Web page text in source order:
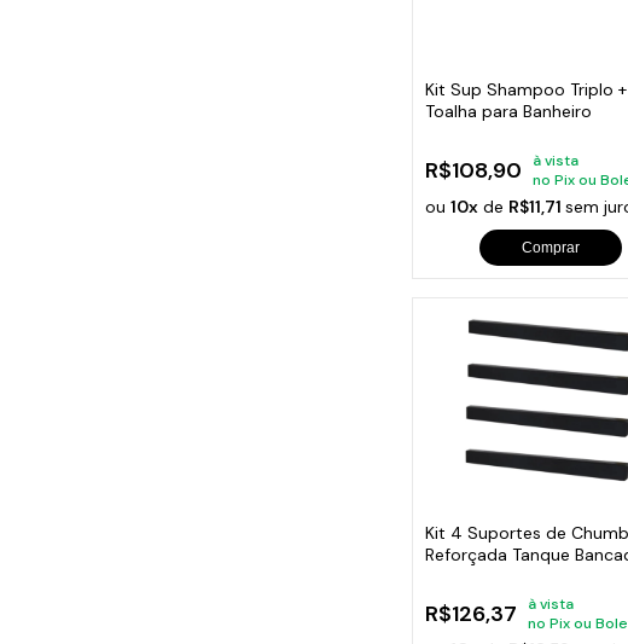
Kit Sup Shampoo Triplo
Toalha para Banheiro
R$108,90
à vista
no Pix ou
ou10x de R$11,71sem
Comprar
Kit 4 Suportes de
Reforçada Tanque
R$126,37
à vista
no Pix ou